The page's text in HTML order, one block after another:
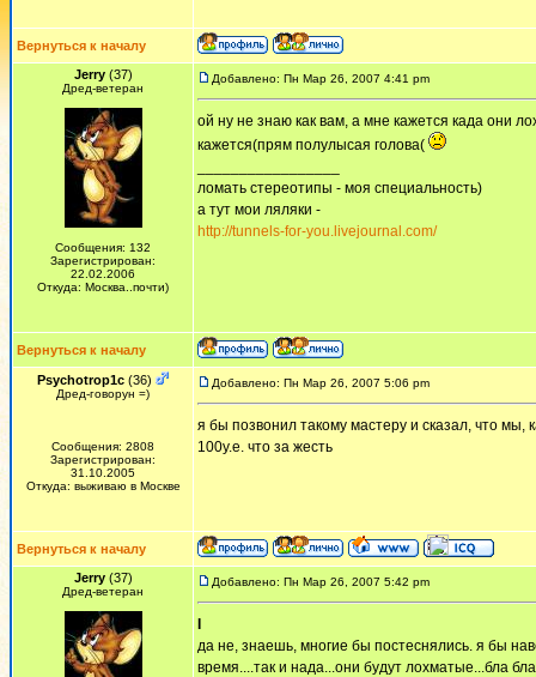
Вернуться к началу
Jerry(37)
Дред-ветеран
Сообщения: 132
Зарегистрирован:
22.02.2006
Откуда: Москва..почти)
Добавлено: Пн Мар 26, 2007 4:41 pm
ой ну не знаю как вам, а мне кажется када они
кажется(прям полулысая голова(
ломать стереотипы - моя специальность)
а тут мои ляляки -
http://tunnels-for-you.livejournal.com/
Вернуться к началу
Psychotrop1c (36)
Дред-говорун =)
Сообщения: 2808
Зарегистрирован:
31.10.2005
Откуда: выживаю в Москве
Добавлено: Пн Мар 26, 2007 5:06 pm
я бы позвонил такому мастеру и сказал, что мы,
100у.е. что за жесть
Вернуться к началу
Jerry(37)
Дред-ветеран
Добавлено: Пн Мар 26, 2007 5:42 pm
да не, знаешь, многие бы постеснялись. я бы
время....так и нада...они будут лохматые...бла